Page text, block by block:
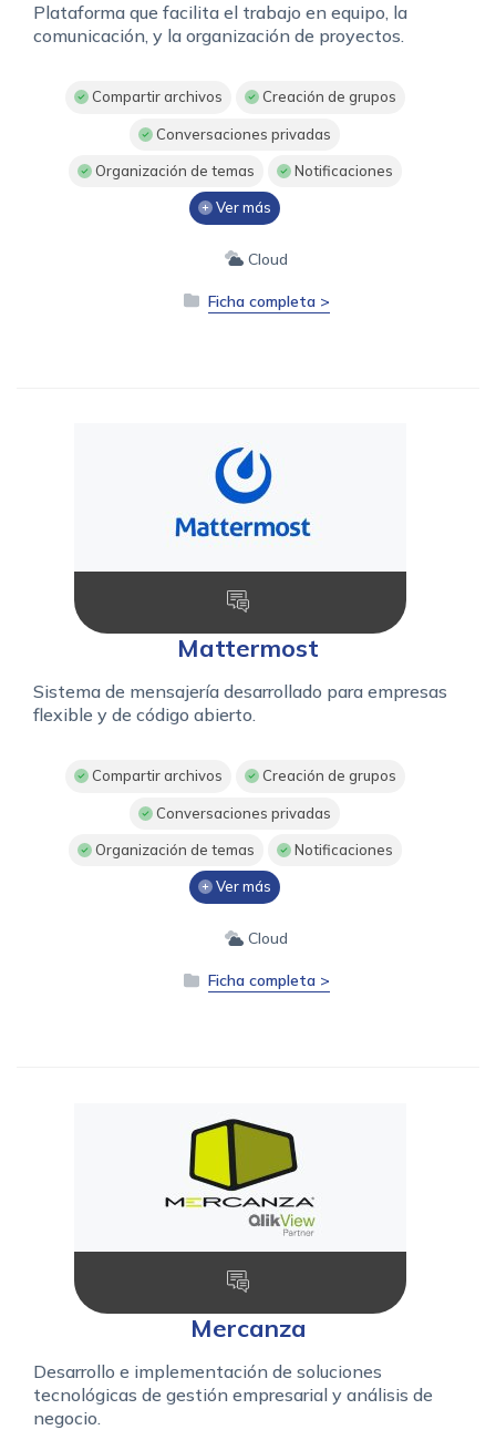
Plataforma que facilita el trabajo en equipo, la
comunicación, y la organización de proyectos.
Compartir archivos Creación de grupos
Conversaciones privadas
Organización de temas Notificaciones
Ver más
Cloud
Ficha completa >
Mattermost
Sistema de mensajería desarrollado para empresas
flexible y de código abierto.
Compartir archivos Creación de grupos
Conversaciones privadas
Organización de temas Notificaciones
Ver más
Cloud
Ficha completa >
Mercanza
Desarrollo e implementación de soluciones
tecnológicas de gestión empresarial y análisis de
negocio.